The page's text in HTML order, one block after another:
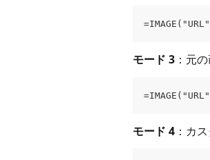
モード 3 ：元
モード 4 ：カ